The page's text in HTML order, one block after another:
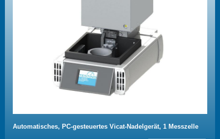
Automatisches, PC-gesteuertes Vicat-Nadelgerät, 1 Messzelle